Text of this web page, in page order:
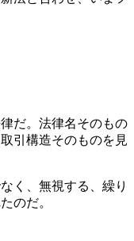
だ。法律名そのもの
引構造そのものを見
く、無視する、繰り
のだ。